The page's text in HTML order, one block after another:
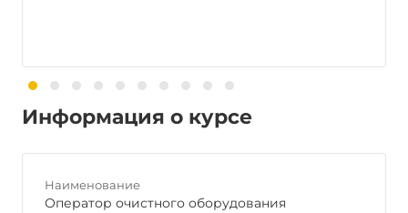
Информация о курсе
Наименование
Оператор очистного оборудования